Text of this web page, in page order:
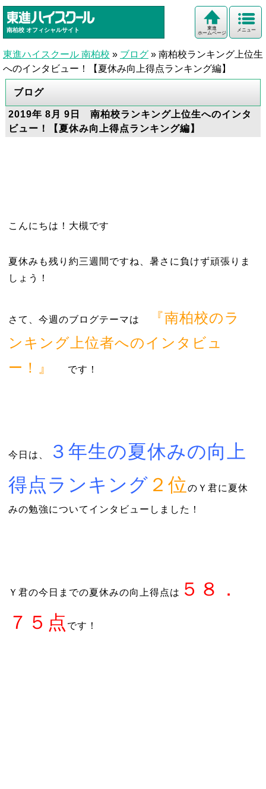
南柏校 オフィシャルサイト メニュー
東進
ホームページ
東進ハイスクール 南柏校 » ブログ » 南柏校ランキング上位生
へのインタビュー！【夏休み向上得点ランキング編】
ブログ
2019年 8月 9日 南柏校ランキング上位生へのインタ
ビュー！【夏休み向上得点ランキング編】
こんにちは！大槻です
夏休みも残り約三週間ですね、暑さに負けず頑張りま
しょう！
さて、今週のブログテーマは
『南柏校のラ
ンキング上位者へのインタビュ
ー！』
です！
今日は、 ３年生の夏休みの向
上
得点ランキング ２ 位 のＹ君に夏休
みの勉強についてインタビューしました！
Ｙ君の今日までの夏休みの向上得点は ５８．
７５点 です！